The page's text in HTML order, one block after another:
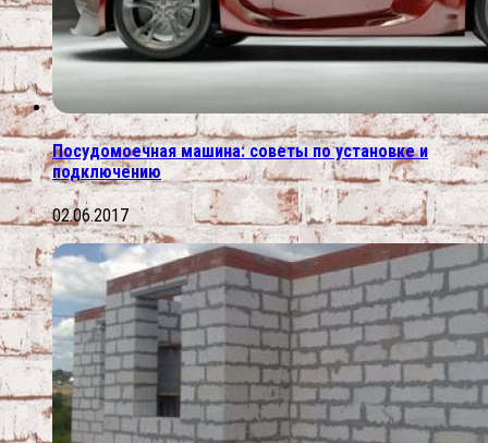
Посудомоечная машина: советы по установке и
подключению
02.06.2017